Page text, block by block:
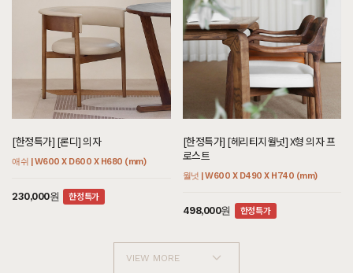
[편백] Z형 2단협탁
편백 | W500 X D400 X H540 (mm)
580,000 522,000원
[셀레스티얼 럭셔리] CH형 수납장
로얄티크 | W1000 X D400 X H1600 (mm)
9,800,000 8,820,000원
쿠폰적용가
[헤리티지월넛] EZ형 거실장
월넛 | W2000 X D300 X H350 (mm)
2,550,000 2,295,000원 쿠폰적용가
[하모니] BN형 거실장
화이트러버 | W1200 X D300 X H900
[까사] B형 미니 식탁/테이블
블랙러버 | W600 X D600 X H730 (mm)
800,000원
[블랙러버] D형 멀티렌지대
블랙러버 | W800 X D600 X H1950 (mm)
2,250,000 2,025,000원 쿠폰적용가
[한정특가] [론디] 의자
애쉬 | W600 X D600 X H680 (mm)
230,000원 한정특가
[한정특가] [헤리티지월넛] X형 의자 프
로스트
월넛 | W600 X D490 X H740 (mm)
498,000원 한정특가
VIEW MORE